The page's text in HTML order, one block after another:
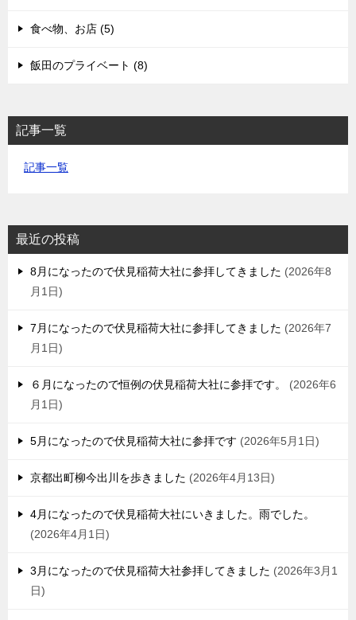
食べ物、お店 (5)
飯田のプライベート (8)
記事一覧
記事一覧
最近の投稿
8月になったので伏見稲荷大社に参拝してきました
2026年8
月1日
7月になったので伏見稲荷大社に参拝してきました
2026年7
月1日
６月になったので恒例の伏見稲荷大社に参拝です。
2026年6
月1日
5月になったので伏見稲荷大社に参拝です 2026年5月1日
京都出町柳今出川を歩きました 2026年4月13日
4月になったので伏見稲荷大社にいきました。雨でした。
2026年4月1日
3月になったので伏見稲荷大社参拝してきました
2026年3月1
日